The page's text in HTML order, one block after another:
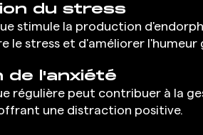
du stress
stimule la production
le stress et d'améliorer l'humeur
de l'anxiété
régulière peut contribuer à la
une distraction positive.